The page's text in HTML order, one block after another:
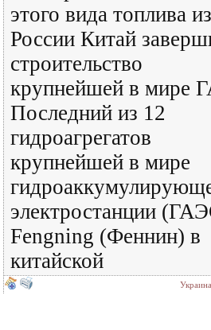
этого вида топлива из
России Китай
строительство
крупнейшей в мире
Последний из 12
гидроагрегатов
крупнейшей в мире
электростанции
Fengning (Феннин) в
китайской